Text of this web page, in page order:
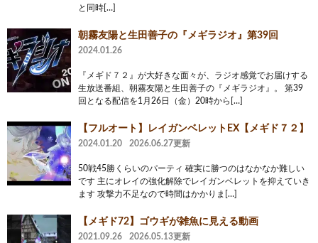
と同時[…]
朝霧友陽と生田善子の『メギラジオ』第39回
2024.01.26
『メギド７２』が大好きな面々が、ラジオ感覚でお届けする
生放送番組、朝霧友陽と生田善子の『メギラジオ』。 第39
回となる配信を1月26日（金）20時から[…]
【フルオート】レイガンベレットEX【メギド７２】
2024.01.20 2026.06.27更新
50戦45勝くらいのパーティ 確実に勝つのはなかなか難しい
です 主にオレイの強化解除でレイガンベレットを抑えていき
ます 攻撃力不足なので時間はかかりま[…]
【メギド72】ゴウギが雑魚に見える動画
2021.09.26 2026.05.13更新